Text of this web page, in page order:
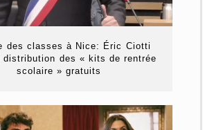
des classes à Nice: Éric Ciotti
distribution des « kits de rentrée
scolaire » gratuits